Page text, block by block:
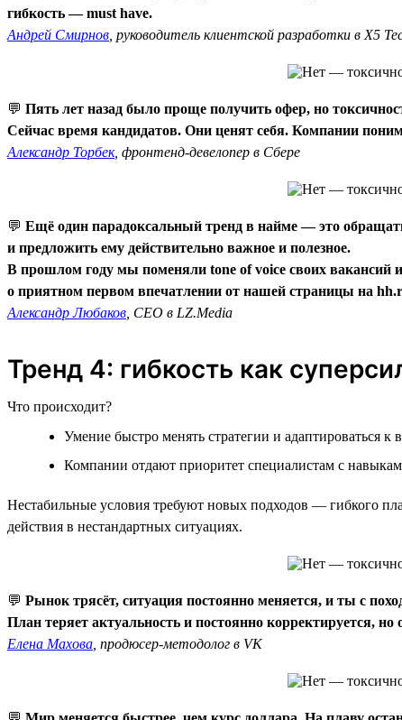
гибкость — must have.
Андрей Смирнов , руководитель клиентской разработки в X5
💬 Пять лет назад было проще получить офер, но
Сейчас время кандидатов. Они ценят себя. Компании
Александр Торбек, фронтенд-девелопер в Сбере
💬 Ещё один парадоксальный тренд в найме — это
и предложить ему действительно важное и полезное.
В прошлом году мы поменяли tone of voice своих вакансий
о приятном первом впечатлении от нашей страницы на
Александр Любаков , CEO в LZ.Media
Тренд 4: гибкость как
Что происходит?
Умение быстро менять стратегии и адаптироваться
Компании отдают приоритет специалистам с
Нестабильные условия требуют новых подходов — гибкого
действия в нестандартных ситуациях.
💬 Рынок трясёт, ситуация постоянно меняется, и ты с
План теряет актуальность и постоянно корректируется,
Елена Махова , продюсер-методолог в VK